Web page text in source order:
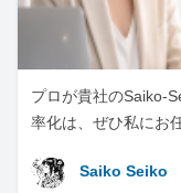
プロが貴社のSaiko-
率化は、ぜひ私にお
Saiko Seiko